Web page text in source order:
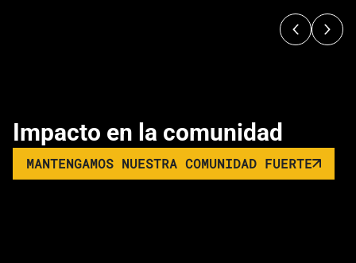
Impacto en la comunidad
MANTENGAMOS NUESTRA COMUNIDAD FUERTE